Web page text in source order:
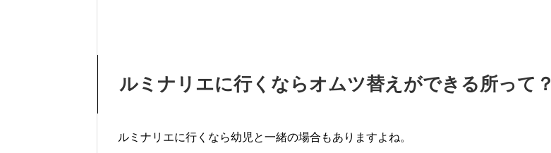
ルミナリエに行くならオムツ替えができる所って？
ルミナリエに行くなら幼児と一緒の場合もありますよね。